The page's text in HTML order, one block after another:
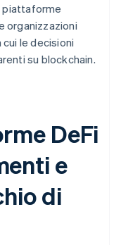
piattaforme
organizzazioni
le decisioni
su blockchain.
DeFi
e
di